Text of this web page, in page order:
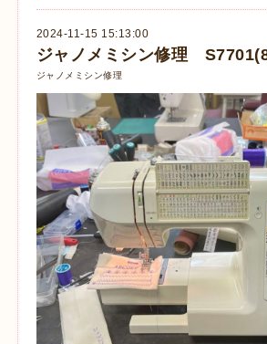
2024-11-15 15:13:00
ジャノメミシン修理
ジャノメミシン修理